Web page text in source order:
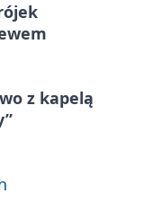
z kapelą